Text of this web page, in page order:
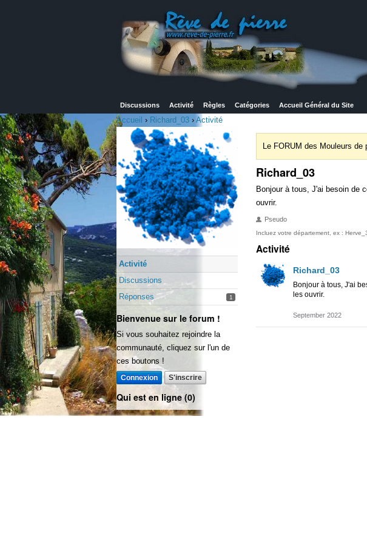
Discussions Activité Règles Catégories Accueil Général du Site
Accueil › Richard_03 › Activité
Activité
Discussions
Réponses
1
Bienvenue sur le forum !
Si vous souhaitez rejoindre la
communauté, cliquez sur l'un de
ces boutons !
Connexion S'inscrire
Qui est en ligne (0)
Le FORUM des Mouleurs
Richard_03
Bonjour à tous, J'ai besoin de
ouvrir.
Pseudo
Incluez votre département, ex :
Activité
Richard_03
Bonjour à tous, J'ai
les ouvrir.
September 2022